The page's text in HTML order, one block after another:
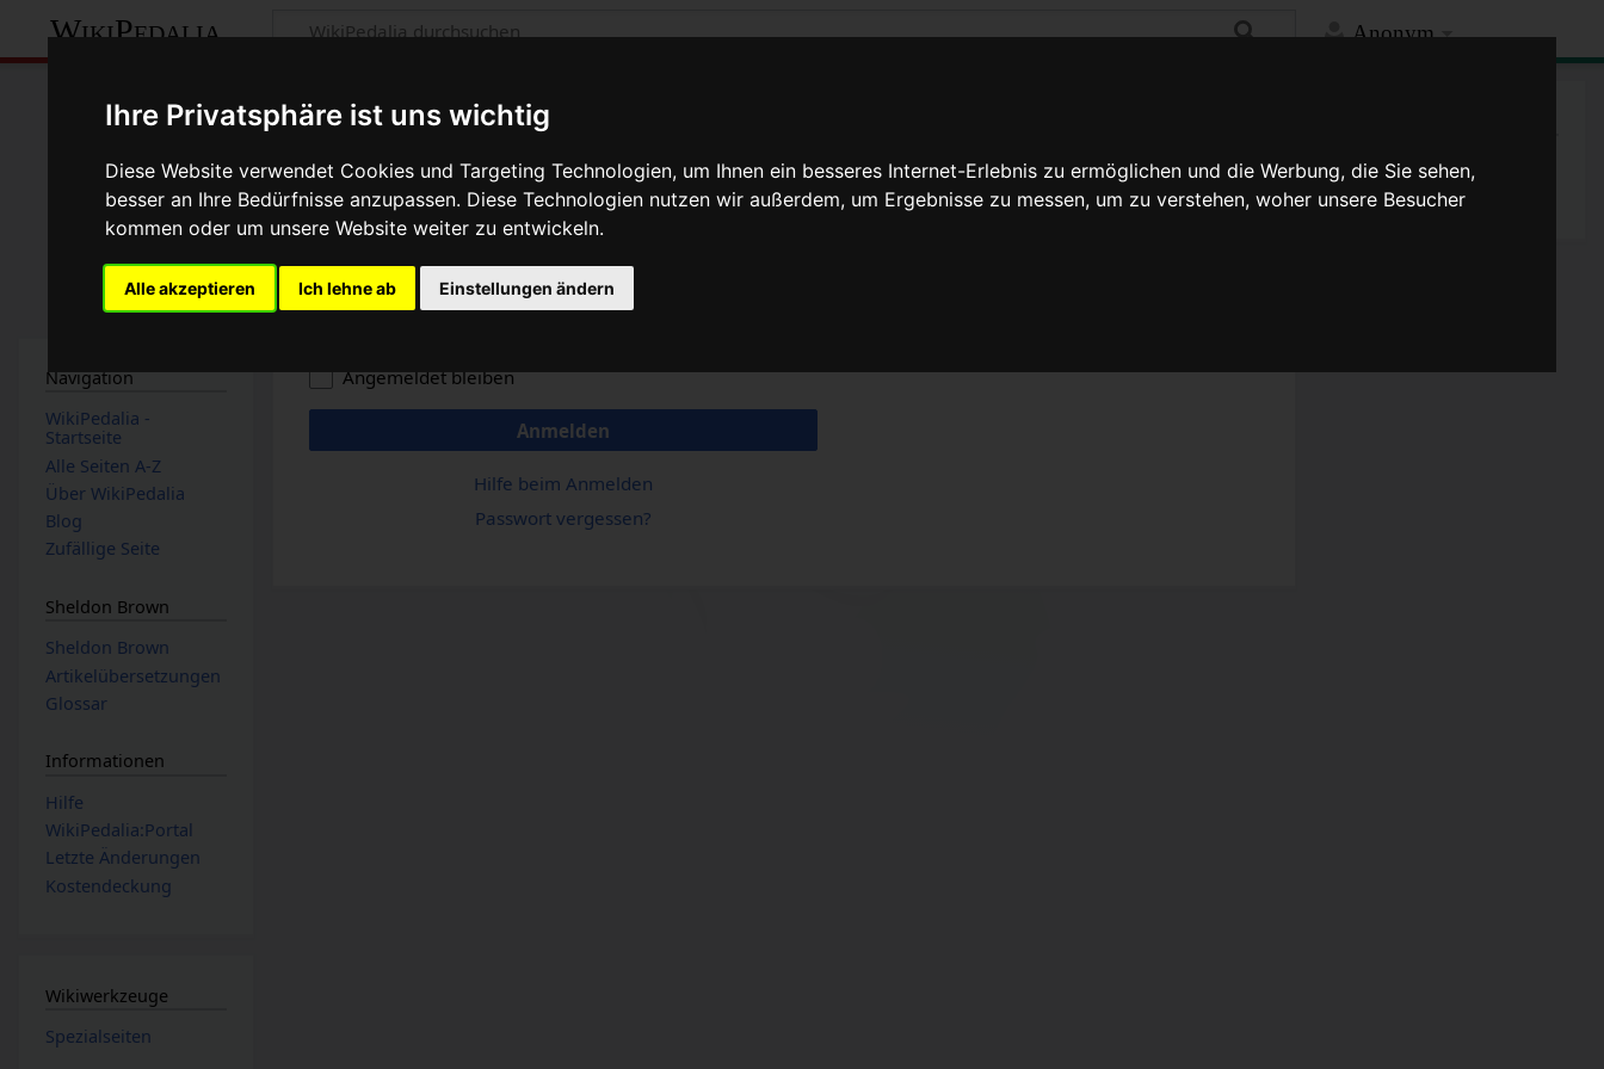
Ihre Privatsphäre ist uns wichtig
Diese Website verwendet Cookies und Targeting Technologien, um Ihnen ein besseres Internet-Erlebnis zu ermöglichen und die Werbung, die Sie sehen,
besser an Ihre Bedürfnisse anzupassen. Diese Technologien nutzen wir außerdem, um Ergebnisse zu messen, um zu verstehen, woher unsere Besucher
kommen oder um unsere Website weiter zu entwickeln.
Alle akzeptieren Ich lehne ab Einstellungen ändern
Anonym
WikiPedalia
Anmelden
Benutzername
Passwort
Angemeldet bleiben
Anmelden
Hilfe beim Anmelden
Passwort vergessen?
Navigation
WikiPedalia -
Startseite
Alle Seiten A-Z
Über WikiPedalia
Blog
Zufällige Seite
Sheldon Brown
Sheldon Brown
Artikelübersetzungen
Glossar
Informationen
Hilfe
WikiPedalia:Portal
Letzte Änderungen
Kostendeckung
Wikiwerkzeuge
Spezialseiten
Spezialseite
Druckversion